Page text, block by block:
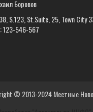
Боровов
S.123, St.Suite, 25, Town City
123-546-567
© 2013-2024Местные